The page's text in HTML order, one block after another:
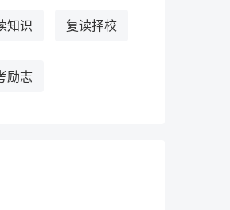
知识 复读择校
励志